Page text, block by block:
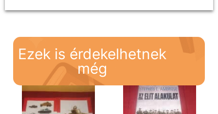
Ezek is érdekelhetnek
még